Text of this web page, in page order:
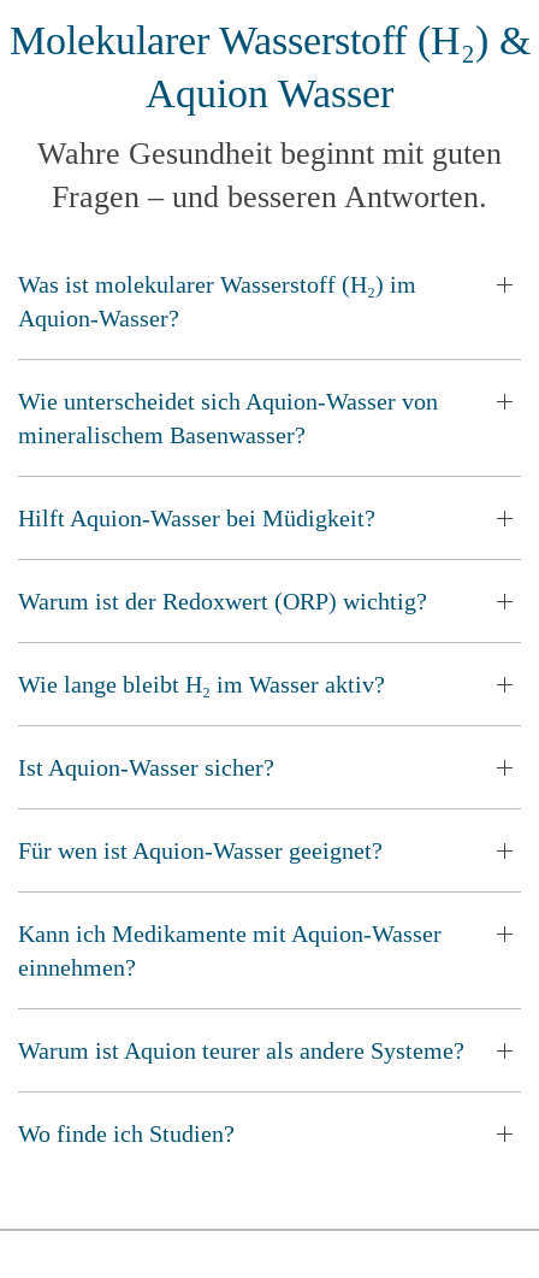
Molekularer Wasserstoff (H₂) &
Aquion Wasser
Wahre Gesundheit beginnt mit guten
Fragen – und besseren Antworten.
Was ist molekularer Wasserstoff (H₂) im
Aquion-Wasser?
Wie unterscheidet sich Aquion-Wasser von
mineralischem Basenwasser?
Hilft Aquion-Wasser bei Müdigkeit?
Warum ist der Redoxwert (ORP) wichtig?
Wie lange bleibt H₂ im Wasser aktiv?
Ist Aquion-Wasser sicher?
Für wen ist Aquion-Wasser geeignet?
Kann ich Medikamente mit Aquion-Wasser
einnehmen?
Warum ist Aquion teurer als andere Systeme?
Wo finde ich Studien?